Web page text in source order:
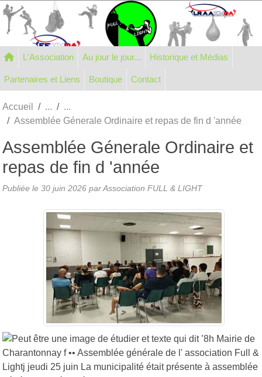
L'Association Au jour le jour... Historique et Médias
Partenaires et Liens Boutique Contact
Accueil
Assemblée Génerale Ordinaire et repas de fin d 'année
Assemblée Génerale Ordinaire et
repas de fin d 'année
Publiée le 30 juin 2026 par Association FULL & LIGHT
Panneau de gestion des cookies